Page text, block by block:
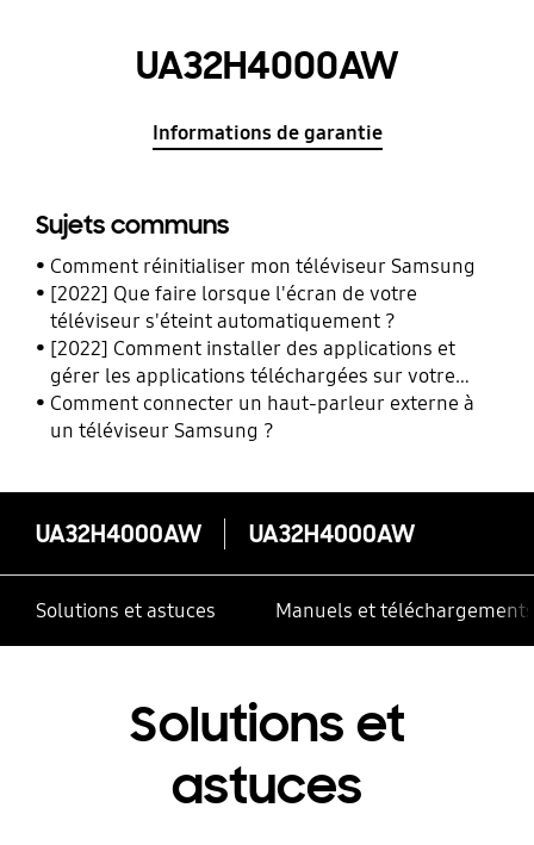
UA32H4000AW
Informations de garantie
Sujets communs
Comment réinitialiser mon téléviseur Samsung
[2022] Que faire lorsque l'écran de votre
téléviseur s'éteint automatiquement ?
[2022] Comment installer des applications et
gérer les applications téléchargées sur votre
téléviseur Samsung.
Comment connecter un haut-parleur externe à
un téléviseur Samsung ?
UA32H4000AW UA32H4000AW
Solutions et astuces Manuels et téléchargements
Solutions et
astuces